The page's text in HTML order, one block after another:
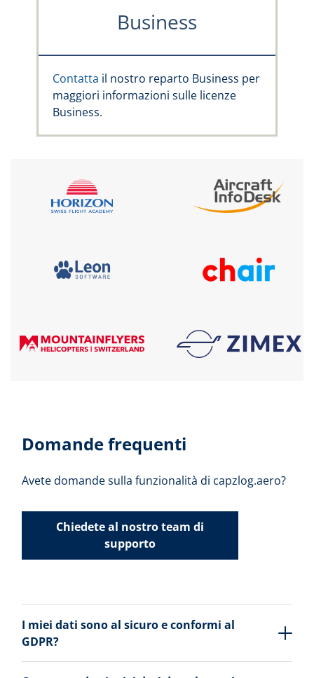
Business
Contatta il nostro reparto Business per
maggiori informazioni sulle licenze
Business.
Domande frequenti
Avete domande sulla funzionalità di capzlog.aero?
Chiedete al nostro team di
supporto
I miei dati sono al sicuro e conformi al
GDPR?